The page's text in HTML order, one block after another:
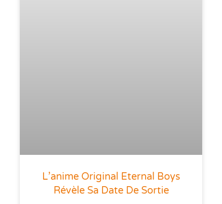
L’anime Original Eternal Boys
Révèle Sa Date De Sortie